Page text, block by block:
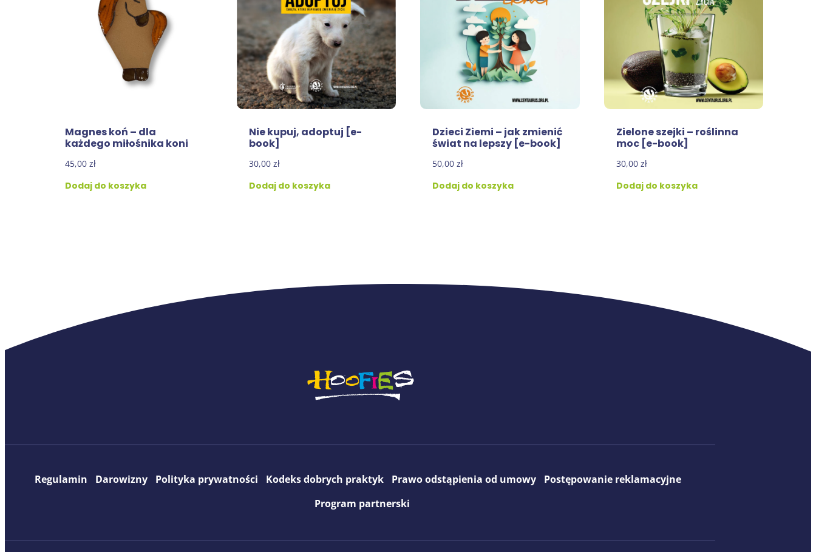
Magnes koń – dla
każdego miłośnika koni
45,00 zł
Dodaj do koszyka
Nie kupuj, adoptuj [e-
book]
30,00 zł
Dodaj do koszyka
Dzieci Ziemi – jak zmienić
świat na lepszy [e-book]
50,00 zł
Dodaj do koszyka
Zielone szejki – roślinna
moc [e-book]
30,00 zł
Dodaj do koszyka
Regulamin Darowizny Polityka prywatności Kodeks dobrych praktyk Prawo odstąpienia od umowy
Postępowanie reklamacyjne
Program partnerski